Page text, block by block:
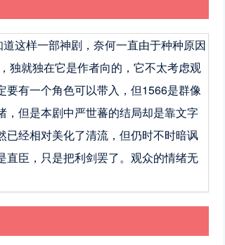
这样一部神剧，奈何一直由于种种原因
独就独在它是作者向的，它不太考虑观
有一个角色可以带入，但1566是群像
但是本剧中严世蕃的结局却是靠文字
经相对美化了清流，但仍时不时暗讽
臣，只是把利剑罢了。观众的情绪无